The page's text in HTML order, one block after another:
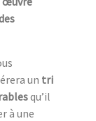
un tri
qu’il
à une